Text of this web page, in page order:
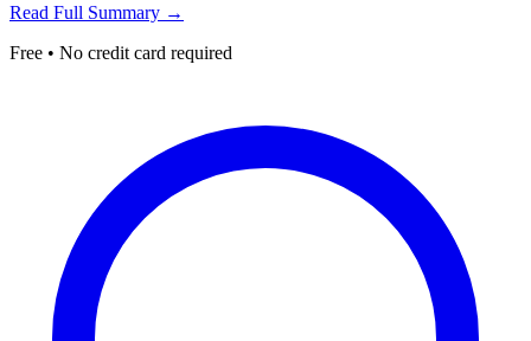
Read Full Summary →
Free • No credit card required